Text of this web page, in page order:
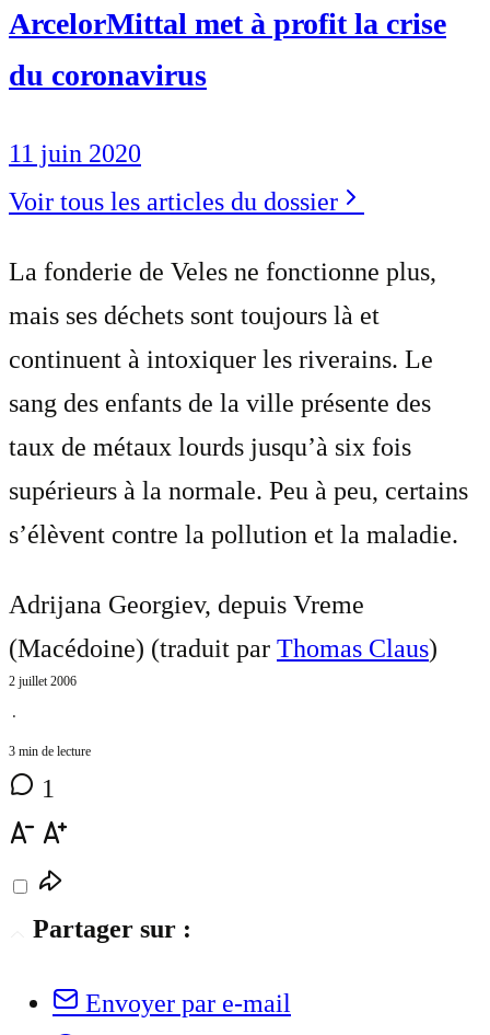
ArcelorMittal met à profit la crise
du coronavirus
11 juin 2020
Voir tous les articles du dossier
La fonderie de Veles ne fonctionne plus,
mais ses déchets sont toujours là et
continuent à intoxiquer les riverains. Le
sang des enfants de la ville présente des
taux de métaux lourds jusqu’à six fois
supérieurs à la normale. Peu à peu, certains
s’élèvent contre la pollution et la maladie.
Adrijana Georgiev, depuis Vreme
(Macédoine) (traduit par Thomas Claus)
2 juillet 2006
⋅
3 min de lecture
1
Partager sur :
Envoyer par e-mail